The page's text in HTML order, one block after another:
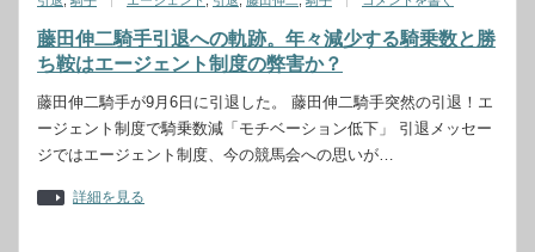
藤田伸二騎手引退への軌跡。年々減少する騎乗数と勝
ち鞍はエージェント制度の弊害か？
藤田伸二騎手が9月6日に引退した。 藤田伸二騎手突然の引退！エ
ージェント制度で騎乗数減「モチベーション低下」 引退メッセー
ジではエージェント制度、今の競馬会への思いが…
詳細を見る